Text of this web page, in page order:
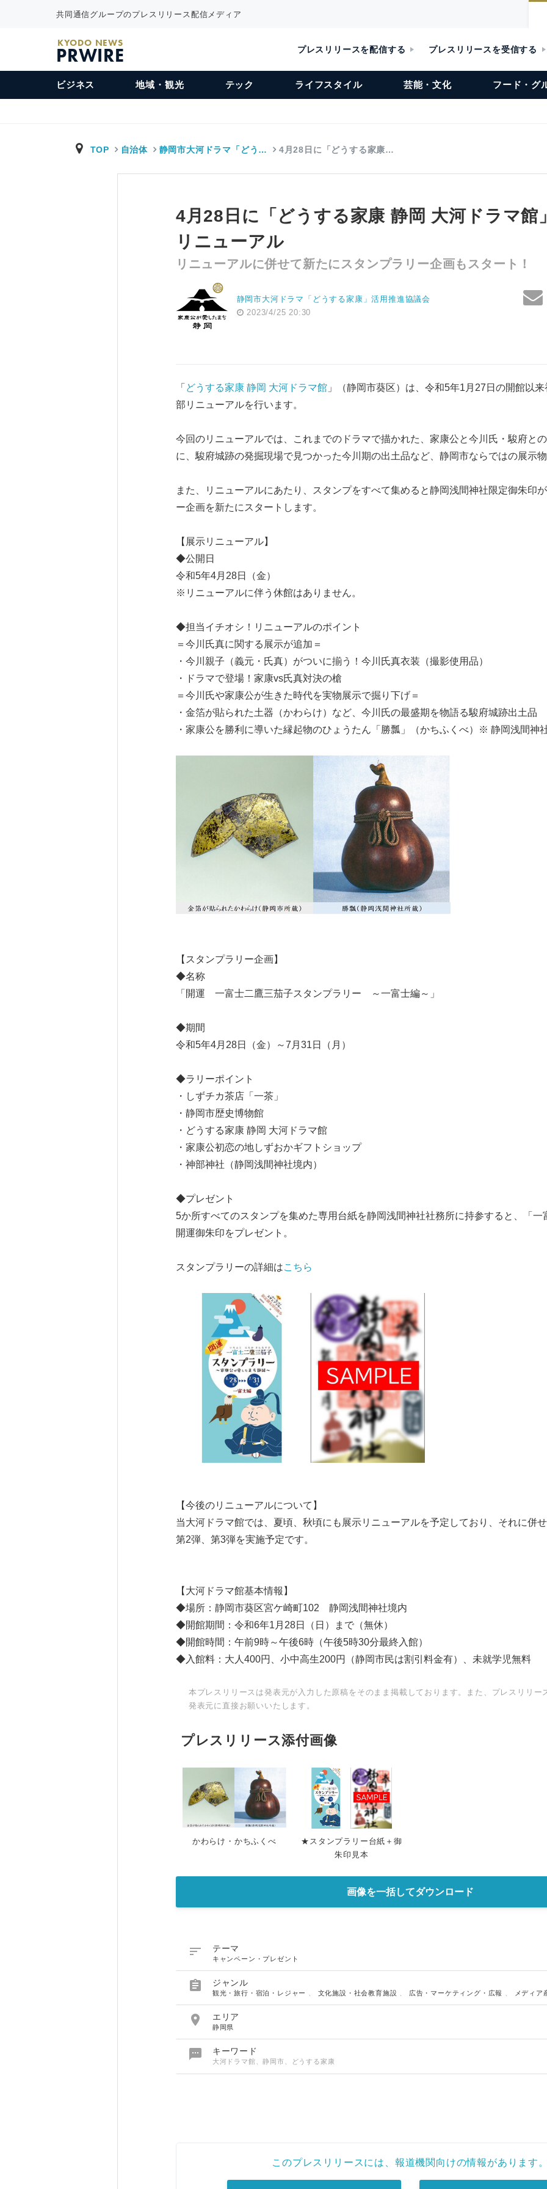
共同通信グループのプレスリリース配信メディア
KYODO NEWS
PRWIRE プレスリリースを配信する プレスリリースを受信する
ビジネス 地域・観光 テック ライフスタイル 芸能・文化 フード・グ
TOP 自治体 静岡市大河ドラマ「どう… 4月28日に「どうする家康…
4月28日に「どうする家康 静岡 大河ドラマ館
リニューアル
リニューアルに併せて新たにスタンプラリー企画もスタート！
静岡市大河ドラマ「どうする家康」活用推進協議会
2023/4/25 20:30
「 どうする家康 静岡 大河ドラマ館」（静岡市葵区）は、令和5年1月27日の開館以
部リニューアルを行います。
今回のリニューアルでは、これまでのドラマで描かれた、家康公と今川氏・駿府と
に、駿府城跡の発掘現場で見つかった今川期の出土品など、静岡市ならではの展示
また、リニューアルにあたり、スタンプをすべて集めると静岡浅間神社限定御朱印
ー企画を新たにスタートします。
【展示リニューアル】
◆公開日
令和5年4月28日（金）
※リニューアルに伴う休館はありません。
◆担当イチオシ！リニューアルのポイント
＝今川氏真に関する展示が追加＝
・今川親子（義元・氏真）がついに揃う！今川氏真衣装（撮影使用品）
・ドラマで登場！家康vs氏真対決の槍
＝今川氏や家康公が生きた時代を実物展示で掘り下げ＝
・金箔が貼られた土器（かわらけ）など、今川氏の最盛期を物語る駿府城跡出土品
・家康公を勝利に導いた縁起物のひょうたん「勝瓢」（かちふくべ）※ 静岡浅間神
【スタンプラリー企画】
◆名称
「開運 一富士二鷹三茄子スタンプラリー ～一富士編～」
◆期間
令和5年4月28日（金）～7月31日（月）
◆ラリーポイント
・しずチカ茶店「一茶」
・静岡市歴史博物館
・どうする家康 静岡 大河ドラマ館
・家康公初恋の地しずおかギフトショップ
・神部神社（静岡浅間神社境内）
◆プレゼント
5か所すべてのスタンプを集めた専用台紙を静岡浅間神社社務所に持参すると、「一
開運御朱印をプレゼント。
スタンプラリーの詳細はこちら
【今後のリニューアルについて】
当大河ドラマ館では、夏頃、秋頃にも展示リニューアルを予定しており、それに併
第2弾、第3弾を実施予定です。
【大河ドラマ館基本情報】
◆場所：静岡市葵区宮ケ崎町102 静岡浅間神社境内
◆開館期間：令和6年1月28日（日）まで（無休）
◆開館時間：午前9時～午後6時（午後5時30分最終入館）
◆入館料：大人400円、小中高生200円（静岡市民は割引料金有）、未就学児無料
本プレスリリースは発表元が入力した原稿をそのまま掲載しております。また、プレスリリー
発表元に直接お願いいたします。
プレスリリース添付画像
かわらけ・かちふくべ
★スタンプラリー台紙＋御
朱印見本
画像を一括してダウンロード
 テーマ
キャンペーン・プレゼント
 ジャンル
観光・旅行・宿泊・レジャー 文化施設・社会教育施設 広告・マーケティング・広報 メディア
 エリア
静岡県
 キーワード
大河ドラマ館、静岡市、どうする家康
このプレスリリースには、報道機関向けの情報があります
Japanese
English